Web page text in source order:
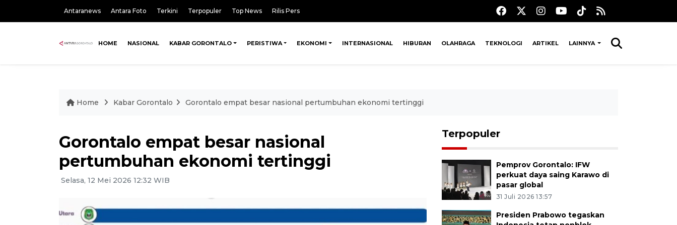
Antaranews Antara Foto Terkini Terpopuler Top News Rilis Pers
HOME NASIONAL KABAR GORONTALO PERISTIWA EKONOMI INTERNASIONAL HIBURAN OLAHRAGA TEKNOLOGI ARTIKEL LAINNYA
Home Kabar Gorontalo Gorontalo empat besar nasional pertumbuhan ekonomi tertinggi
Gorontalo empat besar nasional
pertumbuhan ekonomi tertinggi
Selasa, 12 Mei 2026 12:32 WIB
Terpopuler
Pemprov Gorontalo: IFW
perkuat daya saing Karawo di
pasar global
31 Juli 2026 13:57
Presiden Prabowo tegaskan